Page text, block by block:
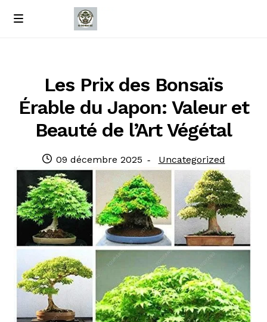
Passer
Passer
M
À propos de nous
Contact
Les Prix des Bonsaïs
Érable du Japon: Valeur et
Beauté de l’Art Végétal
Publié
le
09 décembre 2025
Catégorie
:
Uncategorized